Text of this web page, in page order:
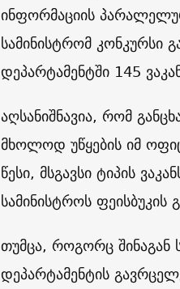
ინფორმაციის
სამინისტრომ კონკურსი
დეპარტამენტში 145
აღსანიშნავია, რომ
მხოლოდ უწყების იმ
წესი, მსგავსი ტიპის
სამინისტროს
თუმცა, როგორც შინაგან
დეპარტამენტის